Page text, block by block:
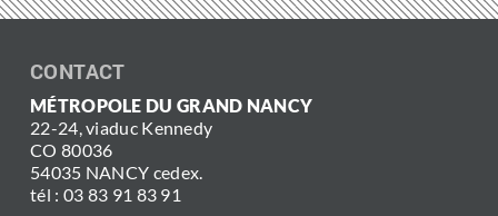
CONTACT
MÉTROPOLE DU GRAND NANCY
22-24, viaduc Kennedy
CO 80036
54035 NANCY cedex.
tél : 03 83 91 83 91